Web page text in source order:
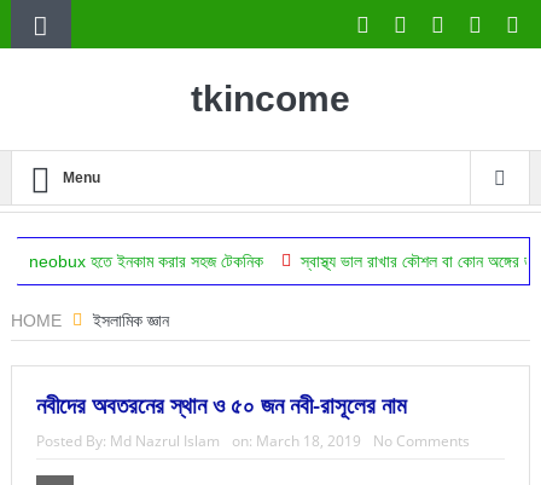
tkincome
Menu
ইনকাম করার সহজ টেকনিক স্বাস্থ্য ভাল রাখার কৌশল বা কোন অঙ্গের জন্য কোন
HOME ইসলামিক জ্ঞান
নবীদের অবতরনের স্থান ও ৫০ জন নবী-রাসূলের নাম
Posted By: Md Nazrul Islam on: March 18, 2019 No Comments